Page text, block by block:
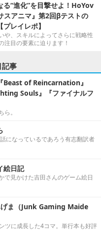
る“進化”を目撃せよ！HoYov
スアニマ』第2回βテストの
レイレポ】
や、スキルによってさらに戦略性
注目の要素に迫ります！
記事
Beast of Reincarnation』
Souls』『ファイナルフ
。
になっているであろう有志翻訳者
絵日記
で見かけた吉田さんのゲーム絵日
げま（Junk Gaming Maide
ツに成長した4コマ。単行本も好評